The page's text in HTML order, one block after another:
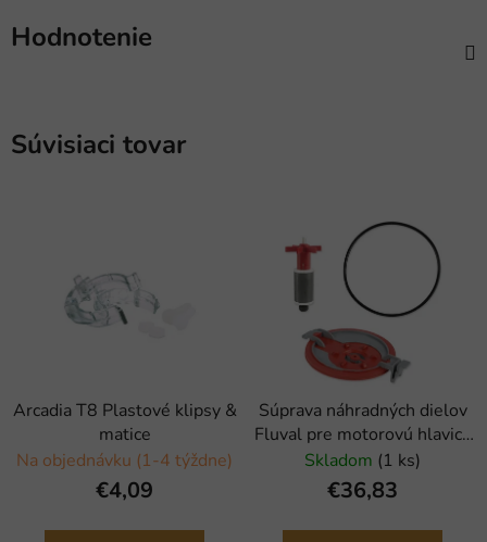
Hodnotenie
Súvisiaci tovar
Arcadia T8 Plastové klipsy &
matice
Na objednávku (1-4 týždne)
€4,09
Súprava náhradných dielov
Fluval pre motorovú hlavicu
407
Skladom (1 ks)
€36,83